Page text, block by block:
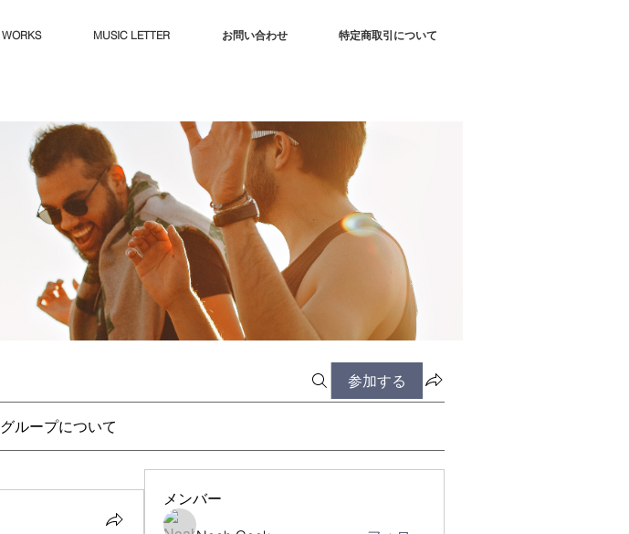
WORKS MUSIC LETTER お問い合わせ 特定商取引について
参加する
グループについて
メンバー